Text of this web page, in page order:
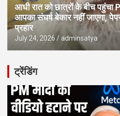
आधी रात को छात्रों के बीच पहुंचा
आपका संघर्ष बेकार नहीं जाएगा, पेपर
प्रहार
July 24, 2026 adminsatya
ट्रेंडिंग